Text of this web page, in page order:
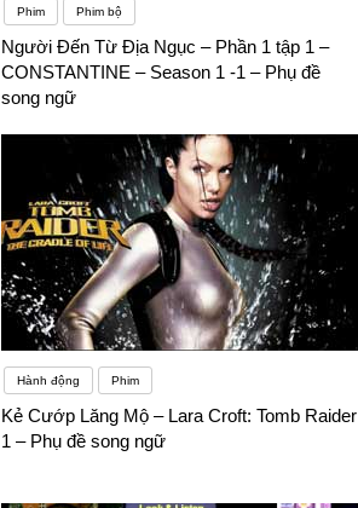
Phim Phim bộ
Người Đến Từ Địa Ngục – Phần 1 tập 1 –
CONSTANTINE – Season 1 -1 – Phụ đề
song ngữ
Hành động Phim
Kẻ Cướp Lăng Mộ – Lara Croft: Tomb Raider
1 – Phụ đề song ngữ